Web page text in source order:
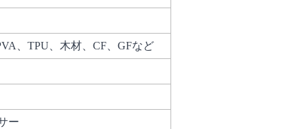
、TPU、木材、CF、GFなど
サー